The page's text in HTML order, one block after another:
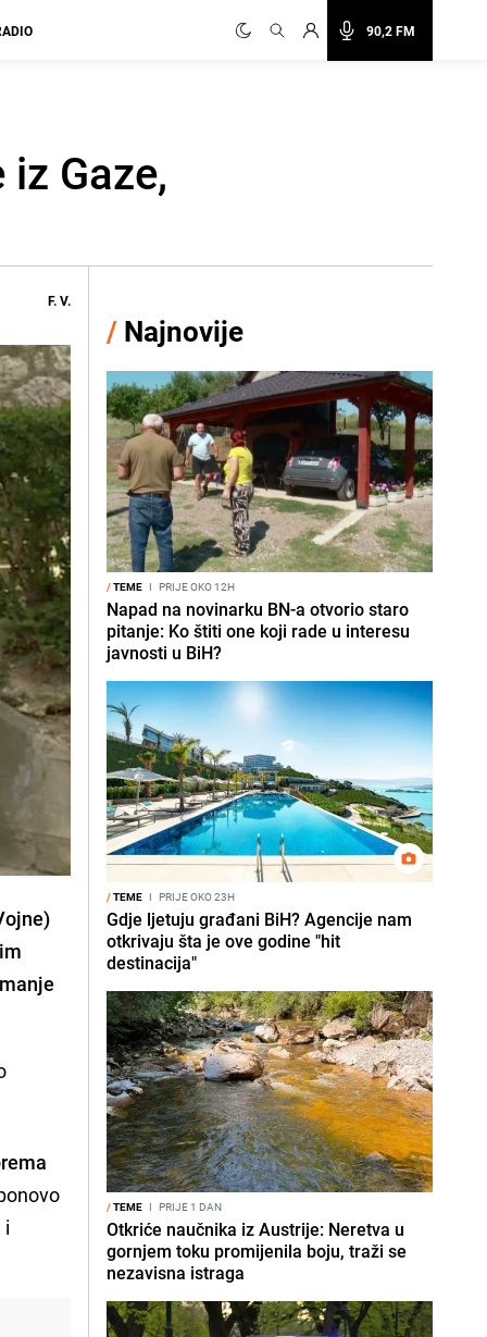
90,2 FM
Gaze,
F. V.
i
/ Najnovije
/TEME I PRIJE OKO 12H
Napad na novinarku BN-a otvorio staro
pitanje: Ko štiti one koji rade u interesu
javnosti u BiH?
/TEME I PRIJE OKO 23H
Gdje ljetuju građani BiH? Agencije nam
otkrivaju šta je ove godine "hit
destinacija"
/TEME I PRIJE 1 DAN
Otkriće naučnika iz Austrije: Neretva u
gornjem toku promijenila boju, traži se
nezavisna istraga